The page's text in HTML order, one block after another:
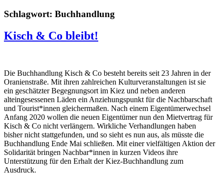
Schlagwort: Buchhandlung
Kisch & Co bleibt!
Die Buchhandlung Kisch & Co besteht bereits seit 23 Jahren in der
Oranienstraße. Mit ihren zahlreichen Kulturveranstaltungen ist sie
ein geschätzter Begegnungsort im Kiez und neben anderen
alteingesessenen Läden ein Anziehungspunkt für die Nachbarschaft
und Tourist*innen gleichermaßen. Nach einem Eigentümerwechsel
Anfang 2020 wollen die neuen Eigentümer nun den Mietvertrag für
Kisch & Co nicht verlängern. Wirkliche Verhandlungen haben
bisher nicht stattgefunden, und so sieht es nun aus, als müsste die
Buchhandlung Ende Mai schließen. Mit einer vielfältigen Aktion der
Solidarität bringen Nachbar*innen in kurzen Videos ihre
Unterstützung für den Erhalt der Kiez-Buchhandlung zum
Ausdruck.